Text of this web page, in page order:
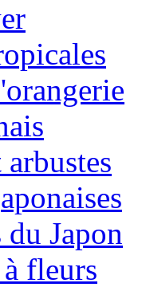
du Japon
fleurs